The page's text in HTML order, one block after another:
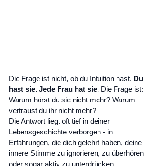
Die Frage ist nicht, ob du Intuition hast. Du
hast sie. Jede Frau hat sie. Die Frage ist:
Warum hörst du sie nicht mehr? Warum
vertraust du ihr nicht mehr?
Die Antwort liegt oft tief in deiner
Lebensgeschichte verborgen - in
Erfahrungen, die dich gelehrt haben, deine
innere Stimme zu ignorieren, zu überhören
oder sogar aktiv zu unterdrücken.